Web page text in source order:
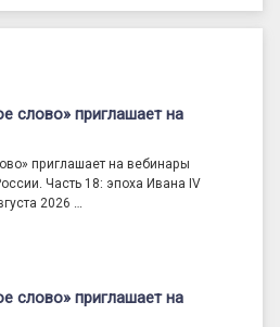
слово» приглашает на
приглашает на вебинары
Часть 18: эпоха Ивана IV
2026 …
слово» приглашает на